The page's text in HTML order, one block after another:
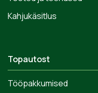
Kahjukäsitlus
Topautost
Tööpakkumised